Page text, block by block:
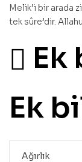
Melik’i bir arada
tek sûre’dir.
Ek
Ek
Ağırlık